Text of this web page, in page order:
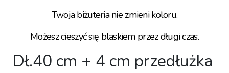
Twoja biżuteria nie zmieni koloru.
Możesz cieszyć się blaskiem przez długi czas.
Dł.40 cm + 4 cm przedłużka